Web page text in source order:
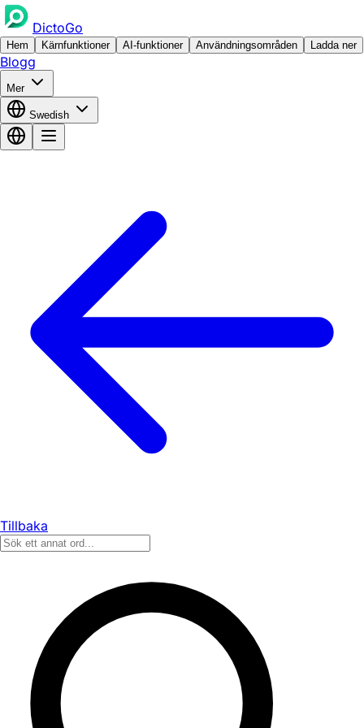
DictoGo
Hem Kärnfunktioner AI-funktioner Användningsområden Ladda ner
Blogg
Mer
Swedish
Tillbaka